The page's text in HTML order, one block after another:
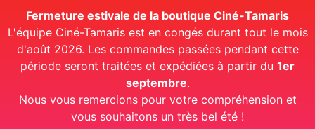
Fermeture estivale de la boutique Ciné-Tamaris
L'équipe Ciné-Tamaris est en congés durant tout le mois
d'août 2026. Les commandes passées pendant cette
période seront traitées et expédiées à partir du 1er
septembre.
Nous vous remercions pour votre compréhension et
vous souhaitons un très bel été !